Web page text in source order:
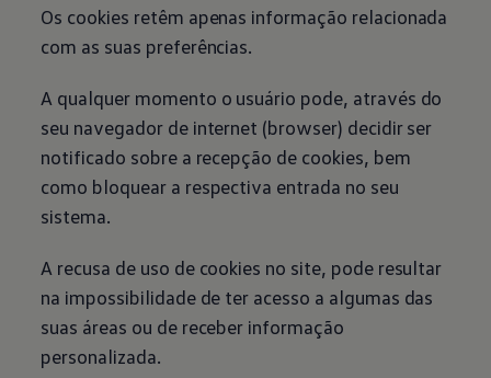
Sustainable-Linked Loan
Tabela de Níveis de Ruído Estático
Relatório de Sustentabilidade VW |
Recursos Humanos
Talento Design
Programa de visitas VW
Informações Legais
Aviso de Privacidade
Política de Cookies
Ofertas Volkswagen 0 km
Vendas e Finanças VWFS
Vendas Corporativas
Rural
Busca de Concessionarias
Os cookies retêm apenas informação relacionada
com as suas preferências.
A qualquer momento o usuário pode, através do
seu navegador de internet (browser) decidir ser
notificado sobre a recepção de cookies, bem
como bloquear a respectiva entrada no seu
sistema.
A recusa de uso de cookies no site, pode resultar
na impossibilidade de ter acesso a algumas das
suas áreas ou de receber informação
personalizada.